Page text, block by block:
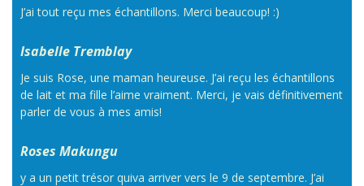
J’ai tout reçu mes échantillons. Merci beaucoup! :)
Isabelle Tremblay
Je suis Rose, une maman heureuse. J’ai reçu les échantillons
de lait et ma fille l’aime vraiment. Merci, je vais définitivement
parler de vous à mes amis!
Roses Makungu
y a un petit trésor quiva arriver vers le 9 de septembre. J’ai